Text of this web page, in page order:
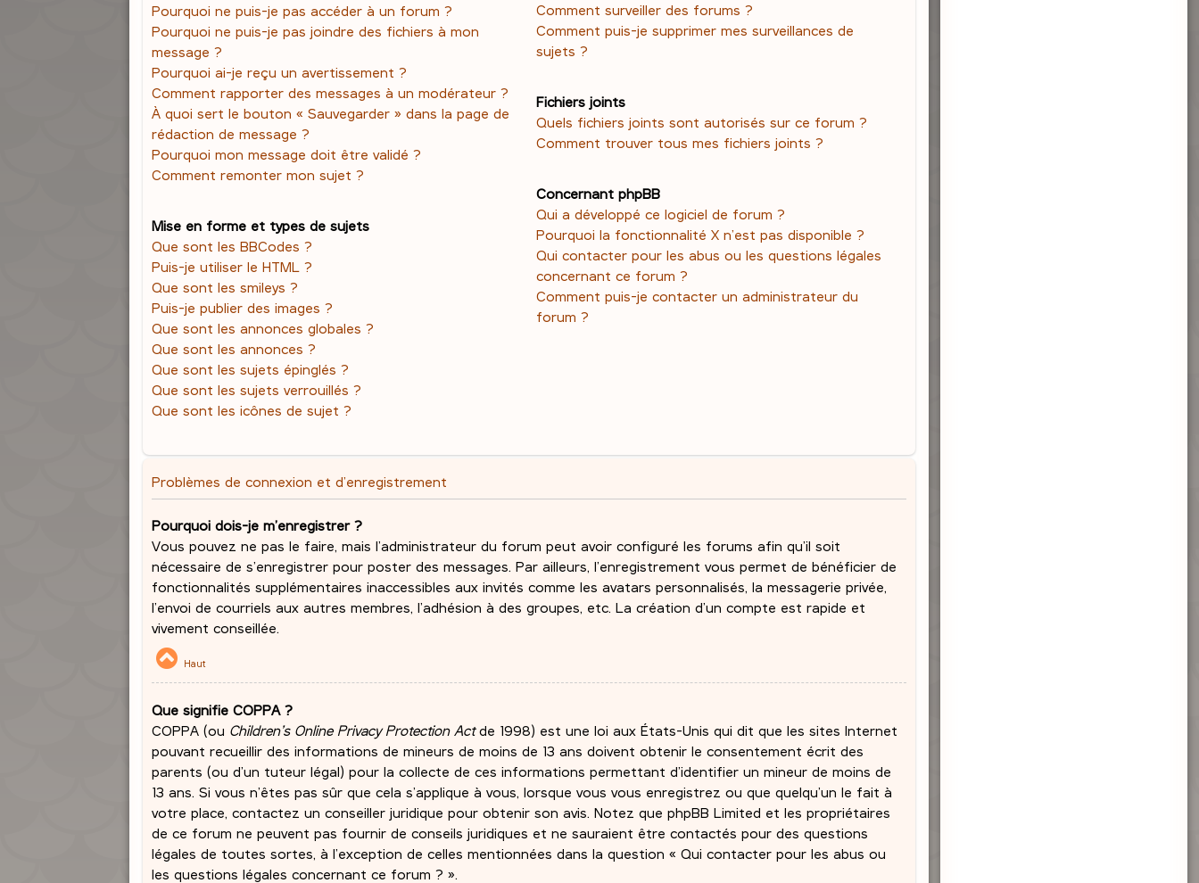
Pourquoi ne puis-je pas accéder à un forum ?
Pourquoi ne puis-je pas joindre des fichiers à mon
message ?
Pourquoi ai-je reçu un avertissement ?
Comment rapporter des messages à un modérateur ?
À quoi sert le bouton « Sauvegarder » dans la page de
rédaction de message ?
Pourquoi mon message doit être validé ?
Comment remonter mon sujet ?
Mise en forme et types de sujets
Que sont les BBCodes ?
Puis-je utiliser le HTML ?
Que sont les smileys ?
Puis-je publier des images ?
Que sont les annonces globales ?
Que sont les annonces ?
Que sont les sujets épinglés ?
Que sont les sujets verrouillés ?
Que sont les icônes de sujet ?
Comment surveiller des forums ?
Comment puis-je supprimer mes surveillances de
sujets ?
Fichiers joints
Quels fichiers joints sont autorisés sur ce forum ?
Comment trouver tous mes fichiers joints ?
Concernant phpBB
Qui a développé ce logiciel de forum ?
Pourquoi la fonctionnalité X n’est pas disponible ?
Qui contacter pour les abus ou les questions légales
concernant ce forum ?
Comment puis-je contacter un administrateur du
forum ?
Problèmes de connexion et d’enregistrement
Pourquoi dois-je m’enregistrer ?
Vous pouvez ne pas le faire, mais l’administrateur du forum peut avoir configuré les forums afin qu’il soit
nécessaire de s’enregistrer pour poster des messages. Par ailleurs, l’enregistrement vous permet de bénéficier de
fonctionnalités supplémentaires inaccessibles aux invités comme les avatars personnalisés, la messagerie privée,
l’envoi de courriels aux autres membres, l’adhésion à des groupes, etc. La création d’un compte est rapide et
vivement conseillée.
Haut
Que signifie COPPA ?
COPPA (ou Children’s Online Privacy Protection Actde 1998) est une loi aux États-Unis qui dit que les sites Internet
pouvant recueillir des informations de mineurs de moins de 13 ans doivent obtenir le consentement écrit des
parents (ou d’un tuteur légal) pour la collecte de ces informations permettant d’identifier un mineur de moins de
13 ans. Si vous n’êtes pas sûr que cela s’applique à vous, lorsque vous vous enregistrez ou que quelqu’un le fait à
votre place, contactez un conseiller juridique pour obtenir son avis. Notez que phpBB Limited et les propriétaires
de ce forum ne peuvent pas fournir de conseils juridiques et ne sauraient être contactés pour des questions
légales de toutes sortes, à l’exception de celles mentionnées dans la question « Qui contacter pour les abus ou
les questions légales concernant ce forum ? ».